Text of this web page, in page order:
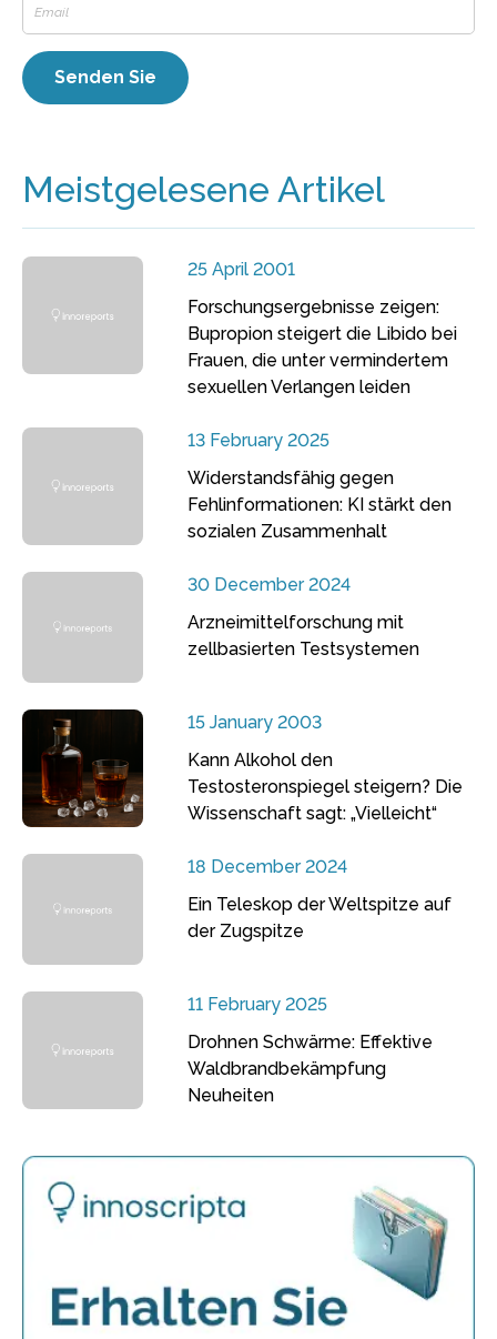
Meistgelesene Artikel
25 April 2001
Forschungsergebnisse zeigen:
Bupropion steigert die Libido bei
Frauen, die unter vermindertem
sexuellen Verlangen leiden
13 February 2025
Widerstandsfähig gegen
Fehlinformationen: KI stärkt den
sozialen Zusammenhalt
30 December 2024
Arzneimittelforschung mit
zellbasierten Testsystemen
15 January 2003
Kann Alkohol den
Testosteronspiegel steigern? Die
Wissenschaft sagt: „Vielleicht“
18 December 2024
Ein Teleskop der Weltspitze auf
der Zugspitze
11 February 2025
Drohnen Schwärme: Effektive
Waldbrandbekämpfung
Neuheiten